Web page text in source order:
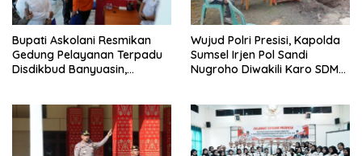
Bupati Askolani Resmikan
Gedung Pelayanan Terpadu
Disdikbud Banyuasin,
Wujud Polri Presisi, Kapolda
Sumsel Irjen Pol Sandi
Nugroho Diwakili Karo SDM
Huni